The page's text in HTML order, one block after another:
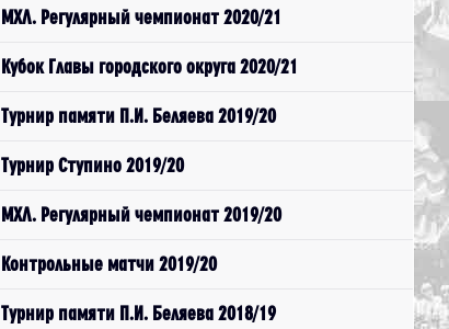
МХЛ. Регулярный чемпионат 2020/21
Кубок Главы городского округа 2020/21
Турнир памяти П.И. Беляева 2019/20
Турнир Ступино 2019/20
МХЛ. Регулярный чемпионат 2019/20
Контрольные матчи 2019/20
Турнир памяти П.И. Беляева 2018/19